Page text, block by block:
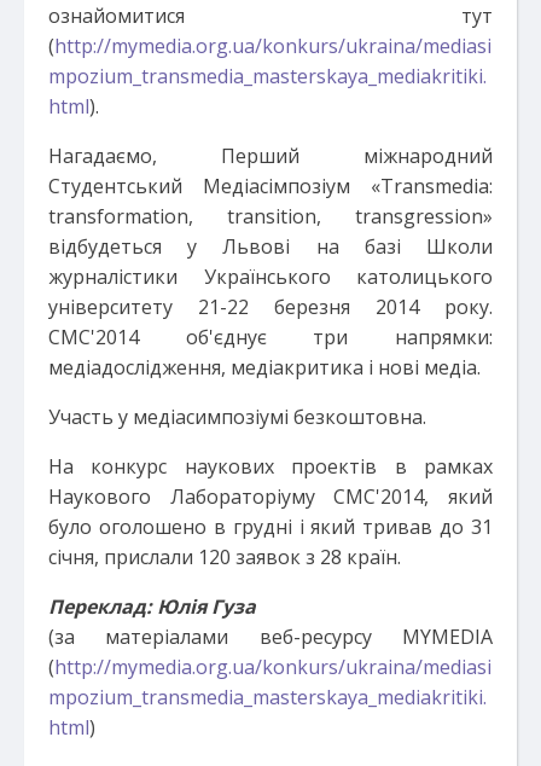
ознайомитися тут
(http://mymedia.org.ua/konkurs/ukraina/mediasi
mpozium_transmedia_masterskaya_mediakritiki.
html).
Нагадаємо, Перший міжнародний
Студентський Медіасімпозіум «Transmedia:
transformation, transition, transgression»
відбудеться у Львові на базі Школи
журналістики Українського католицького
університету 21-22 березня 2014 року.
СМС'2014 об'єднує три напрямки:
медіадослідження, медіакритика і нові медіа.
Участь у медіасимпозіумі безкоштовна.
На конкурс наукових проектів в рамках
Наукового Лабораторіуму СМС'2014, який
було оголошено в грудні і який тривав до 31
січня, прислали 120 заявок з 28 країн.
Переклад: Юлія Гуза
(за матеріалами веб-ресурсу MYMEDIA
(http://mymedia.org.ua/konkurs/ukraina/mediasi
mpozium_transmedia_masterskaya_mediakritiki.
html)